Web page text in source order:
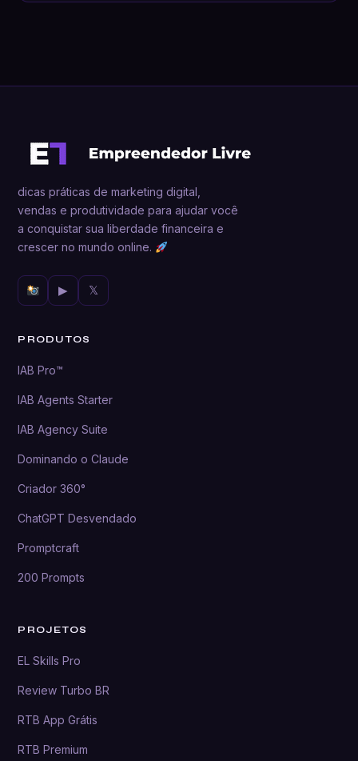
dicas práticas de marketing digital,
vendas e produtividade para ajudar você
a conquistar sua liberdade financeira e
crescer no mundo online.
▶ 𝕏
PRODUTOS
IAB Pro™
IAB Agents Starter
IAB Agency Suite
Dominando o Claude
Criador 360°
ChatGPT Desvendado
Promptcraft
200 Prompts
PROJETOS
EL Skills Pro
Review Turbo BR
RTB App Grátis
RTB Premium